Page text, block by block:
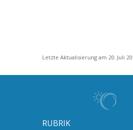
Letzte Aktualisierung am 20. Juli
RUBRIK